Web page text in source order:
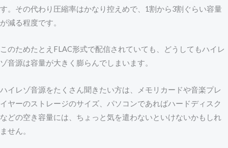
す。その代わり圧縮率はかなり控えめで、1割から3割ぐらい容量
が減る程度です。
このためたとえFLAC形式で配信されていても、どうしてもハイレ
ゾ音源は容量が大きく膨らんでしまいます。
ハイレゾ音源をたくさん聞きたい方は、メモリカードや音楽プレ
イヤーのストレージのサイズ、パソコンであればハードディスク
などの空き容量には、ちょっと気を遣わないといけないかもしれ
ません。